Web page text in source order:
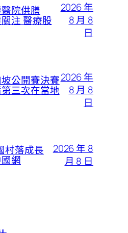
院供膳
注 醫療股
2026 年
8 月 8
日
公開賽決賽
三次在當地
2026 年
8 月 8
日
村落成長
網
2026 年 8
月 8 日